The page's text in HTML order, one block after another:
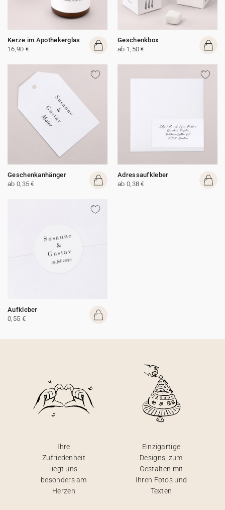
Kerze im Apothekerglas
16,90 €
Geschenkbox
ab 1,50 €
Geschenkanhänger
ab 0,35 €
Adressaufkleber
ab 0,38 €
Aufkleber
0,55 €
Ihre
Zufriedenheit
liegt uns
besonders am
Herzen
Einzigartige
Designs, zum
Gestalten mit
Ihren Fotos und
Texten